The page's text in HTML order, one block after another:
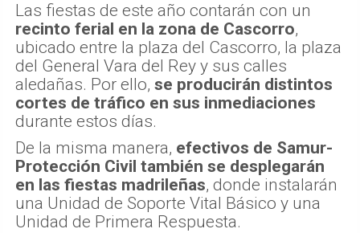
Las fiestas de este año contarán con un
recinto ferial en la zona de Cascorro,
ubicado entre la plaza del Cascorro, la plaza
del General Vara del Rey y sus calles
aledañas. Por ello, se producirán distintos
cortes de tráfico en sus inmediaciones
durante estos días.
De la misma manera, efectivos de Samur-
Protección Civil también se desplegarán
en las fiestas madrileñas, donde instalarán
una Unidad de Soporte Vital Básico y una
Unidad de Primera Respuesta.